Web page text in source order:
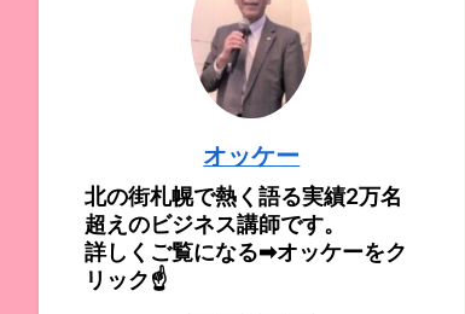
オッケー
北の街札幌で熱く語る実績2万名
超えのビジネス講師です。
詳しくご覧になる➡オッケーをク
リック☝